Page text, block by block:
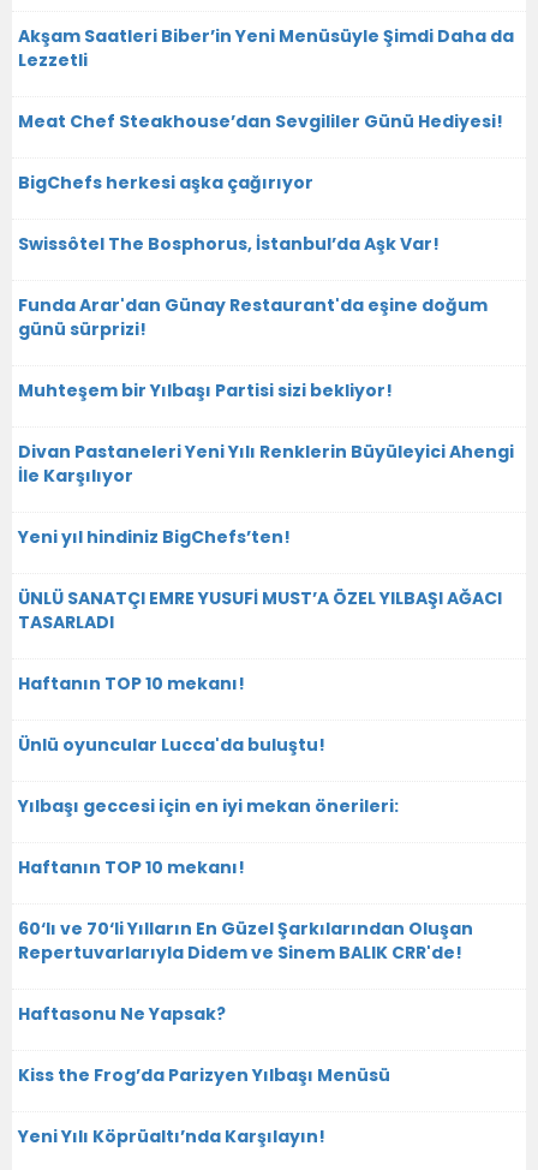
Akşam Saatleri Biber’in Yeni Menüsüyle Şimdi Daha da
Lezzetli
Meat Chef Steakhouse’dan Sevgililer Günü Hediyesi!
BigChefs herkesi aşka çağırıyor
Swissôtel The Bosphorus, İstanbul’da Aşk Var!
Funda Arar'dan Günay Restaurant'da eşine doğum
günü sürprizi!
Muhteşem bir Yılbaşı Partisi sizi bekliyor!
Divan Pastaneleri Yeni Yılı Renklerin Büyüleyici Ahengi
İle Karşılıyor
Yeni yıl hindiniz BigChefs’ten!
ÜNLÜ SANATÇI EMRE YUSUFİ MUST’A ÖZEL YILBAŞI AĞACI
TASARLADI
Haftanın TOP 10 mekanı!
Ünlü oyuncular Lucca'da buluştu!
Yılbaşı geccesi için en iyi mekan önerileri:
Haftanın TOP 10 mekanı!
60‘lı ve 70‘li Yılların En Güzel Şarkılarından Oluşan
Repertuvarlarıyla Didem ve Sinem BALIK CRR'de!
Haftasonu Ne Yapsak?
Kiss the Frog’da Parizyen Yılbaşı Menüsü
Yeni Yılı Köprüaltı’nda Karşılayın!